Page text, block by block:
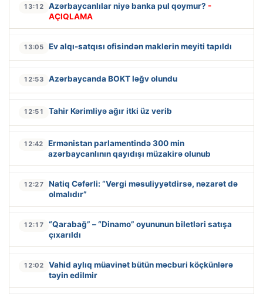
13:12 Azərbaycanlılar niyə banka pul qoymur? -
AÇIQLAMA
13:05 Ev alqı-satqısı ofisindən maklerin meyiti tapıldı
12:53 Azərbaycanda BOKT ləğv olundu
12:51 Tahir Kərimliyə ağır itki üz verib
12:42
Ermənistan parlamentində 300 min
azərbaycanlının qayıdışı müzakirə olunub
12:27
Natiq Cəfərli: “Vergi məsuliyyətdirsə, nəzarət də
olmalıdır”
12:17
“Qarabağ” – “Dinamo” oyununun biletləri satışa
çıxarıldı
12:02
Vahid aylıq müavinət bütün məcburi köçkünlərə
təyin edilmir